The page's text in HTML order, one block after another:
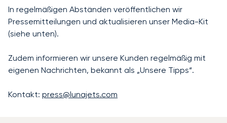
In regelmäßigen Abständen veröffentlichen wir
Pressemitteilungen und aktualisieren unser Media-Kit
(siehe unten).
Zudem informieren wir unsere Kunden regelmäßig mit
eigenen Nachrichten, bekannt als „Unsere Tipps“.
Kontakt: press@lunajets.com